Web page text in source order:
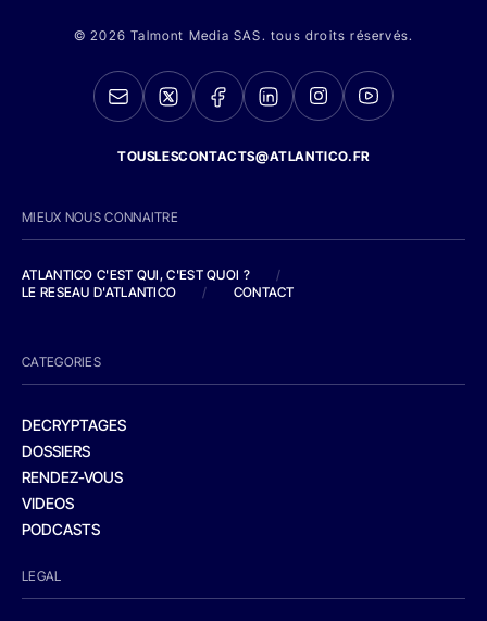
© 2026 Talmont Media SAS. tous droits réservés.
TOUSLESCONTACTS@ATLANTICO.FR
MIEUX NOUS CONNAITRE
ATLANTICO C'EST QUI, C'EST QUOI ?
/
LE RESEAU D'ATLANTICO
/ CONTACT
CATEGORIES
DECRYPTAGES
DOSSIERS
RENDEZ-VOUS
VIDEOS
PODCASTS
LEGAL